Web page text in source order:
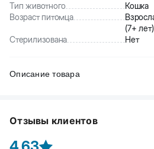
Тип животного
Кошка
Возраст питомца
(7+ лет)
Стерилизована
Нет
Описание товара
Сбалансированный рацион отвечает
Отзывы клиентов